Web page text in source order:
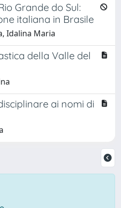
Grande do Sul:
italiana in Brasile
Idalina Maria
della Valle del
ai nomi di